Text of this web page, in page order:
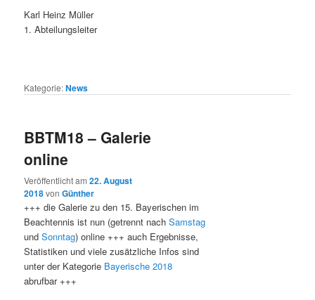
Karl Heinz Müller
1. Abteilungsleiter
Kategorie:News
BBTM18 – Galerie
online
Veröffentlicht am22. August
2018vonGünther
+++ die Galerie zu den 15. Bayerischen im
Beachtennis ist nun (getrennt nachSamstag
undSonntag) online +++ auch Ergebnisse,
Statistiken und viele zusätzliche Infos sind
unter der Kategorie Bayerische 2018
abrufbar +++